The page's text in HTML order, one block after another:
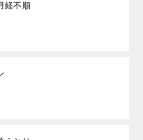
経不順